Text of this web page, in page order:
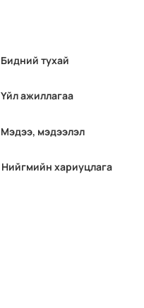
Бидний тухай
Үйл ажиллагаа
Мэдээ, мэдээлэл
Нийгмийн хариуцлага